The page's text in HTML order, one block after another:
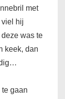
met
viel hij
was te
keek, dan
gaan